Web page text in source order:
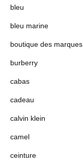
bleu
bleu marine
boutique des marques
burberry
cabas
cadeau
calvin klein
camel
ceinture